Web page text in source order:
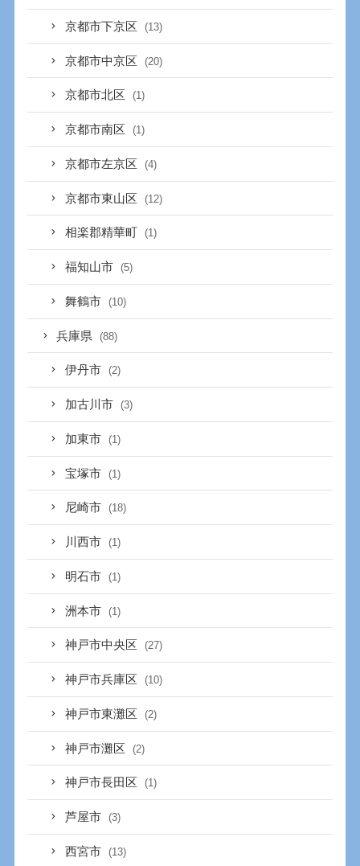
京都市下京区 (13)
京都市中京区 (20)
京都市北区 (1)
京都市南区 (1)
京都市左京区 (4)
京都市東山区 (12)
相楽郡精華町 (1)
福知山市 (5)
舞鶴市 (10)
兵庫県 (88)
伊丹市 (2)
加古川市 (3)
加東市 (1)
宝塚市 (1)
尼崎市 (18)
川西市 (1)
明石市 (1)
洲本市 (1)
神戸市中央区 (27)
神戸市兵庫区 (10)
神戸市東灘区 (2)
神戸市灘区 (2)
神戸市長田区 (1)
芦屋市 (3)
西宮市 (13)